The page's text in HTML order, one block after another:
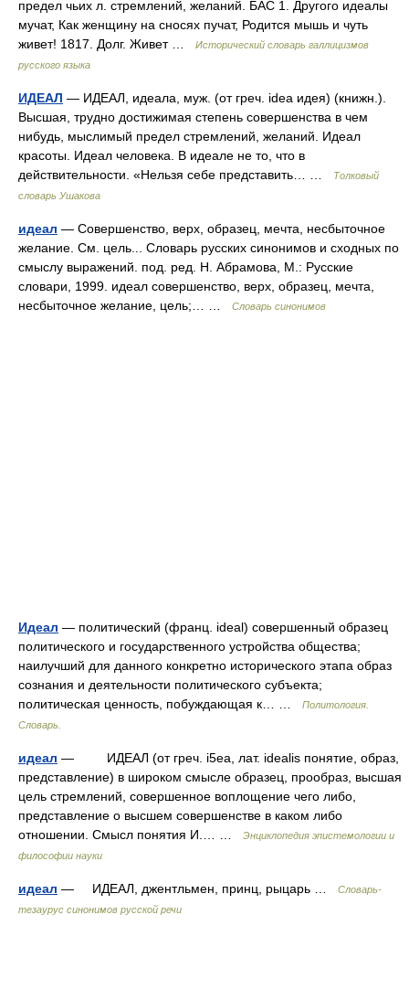
предел чьих л. стремлений, желаний. БАС 1. Другого идеалы
мучат, Как женщину на сносях пучат, Родится мышь и чуть
живет! 1817. Долг. Живет …
Исторический словарь галлицизмов
русского языка
ИДЕАЛ — ИДЕАЛ, идеала, муж. (от греч. idea идея) (книжн.).
Высшая, трудно достижимая степень совершенства в чем
нибудь, мыслимый предел стремлений, желаний. Идеал
красоты. Идеал человека. В идеале не то, что в
действительности. «Нельзя себе представить… …
Толковый
словарь Ушакова
идеал — Совершенство, верх, образец, мечта, несбыточное
желание. См. цель... Словарь русских синонимов и сходных по
смыслу выражений. под. ред. Н. Абрамова, М.: Русские
словари, 1999. идеал совершенство, верх, образец, мечта,
несбыточное желание, цель;… …
Словарь синонимов
Идеал — политический (франц. ideal) совершенный образец
политического и государственного устройства общества;
наилучший для данного конкретно исторического этапа образ
сознания и деятельности политического субъекта;
политическая ценность, побуждающая к… …
Политология.
Словарь.
идеал — ИДЕАЛ (от греч. i5ea, лат. idealis понятие, образ,
представление) в широком смысле образец, прообраз, высшая
цель стремлений, совершенное воплощение чего либо,
представление о высшем совершенстве в каком либо
отношении. Смысл понятия И.… …
Энциклопедия эпистемологии и
философии науки
идеал — ИДЕАЛ, джентльмен, принц, рыцарь …
Словарь-
тезаурус синонимов русской речи